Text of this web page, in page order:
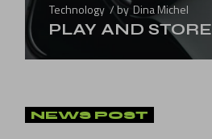
Technology by Dina Michel
PLAY AND STORE
NEWS POST